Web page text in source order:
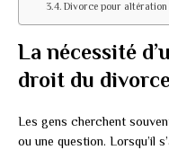
Divorce pour
La nécessité
droit du
Les gens cherchent
ou une question. Lorsqu’il